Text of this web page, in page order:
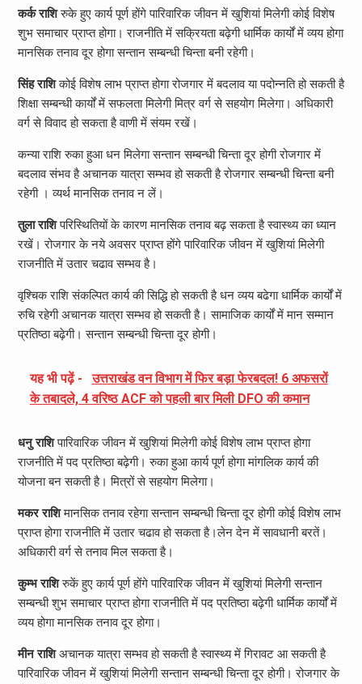
कर्क राशिरुके हुए कार्य पूर्ण होंगे पारिवारिक जीवन में खुशियां मिलेगी कोई विशेष
शुभ समाचार प्राप्त होगा। राजनीति में सक्रियता बढ़ेगी धार्मिक कार्यों में व्यय होगा
मानसिक तनाव दूर होगा सन्तान सम्बन्धी चिन्ता बनी रहेगी।
सिंह राशिकोई विशेष लाभ प्राप्त होगा रोजगार में बदलाव या पदोन्नति हो सकती है
शिक्षा सम्बन्धी कार्यों में सफलता मिलेगी मित्र वर्ग से सहयोग मिलेगा। अधिकारी
वर्ग से विवाद हो सकता है वाणी में संयम रखें।
कन्या राशि रुका हुआ धन मिलेगा सन्तान सम्बन्धी चिन्ता दूर होगी रोजगार में
बदलाव संभव है अचानक यात्रा सम्भव हो सकती है रोजगार सम्बन्धी चिन्ता बनी
रहेगी । व्यर्थ मानसिक तनाव न लें।
तुला राशिपरिस्थितियों के कारण मानसिक तनाव बढ़ सकता है स्वास्थ्य का ध्यान
रखें। रोजगार के नये अवसर प्राप्त होंगे पारिवारिक जीवन में खुशियां मिलेगी
राजनीति में उतार चढाव सम्भव है।
वृश्चिक राशि संकल्पित कार्य की सिद्धि हो सकती है धन व्यय बढेगा धार्मिक कार्यों में
रुचि रहेगी अचानक यात्रा सम्भव हो सकती है। सामाजिक कार्यों में मान सम्मान
प्रतिष्ठा बढ़ेगी। सन्तान सम्बन्धी चिन्ता दूर होगी।
यह भी पढ़ें -
उत्तराखंड वन विभाग में फिर बड़ा फेरबदल! 6 अफसरों
के तबादले, 4 वरिष्ठ ACF को पहली बार मिली DFO की कमान
धनु राशिपारिवारिक जीवन में खुशियां मिलेगी कोई विशेष लाभ प्राप्त होगा
राजनीति में पद प्रतिष्ठा बढ़ेगी। रुका हुआ कार्य पूर्ण होगा मांगलिक कार्य की
योजना बन सकती है। मित्रों से सहयोग मिलेगा।
मकर राशिमानसिक तनाव रहेगा सन्तान सम्बन्धी चिन्ता दूर होगी कोई विशेष लाभ
प्राप्त होगा राजनीति में उतार चढाव हो सकता है।लेन देन में सावधानी बरतें।
अधिकारी वर्ग से तनाव मिल सकता है।
कुम्भ राशिरुकें हुए कार्य पूर्ण होंगे पारिवारिक जीवन में खुशियां मिलेगी सन्तान
सम्बन्धी शुभ समाचार प्राप्त होगा राजनीति में पद प्रतिष्ठा बढ़ेगी धार्मिक कार्यों में
व्यय होगा मानसिक तनाव दूर होगा।
मीन राशिअचानक यात्रा सम्भव हो सकती है स्वास्थ्य में गिरावट आ सकती है
पारिवारिक जीवन में खुशियां मिलेगी सन्तान सम्बन्धी चिन्ता दूर होगी। रोजगार के